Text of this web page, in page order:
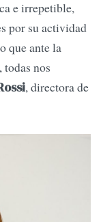
e irrepetible,
por su actividad
que ante la
nos
, directora de